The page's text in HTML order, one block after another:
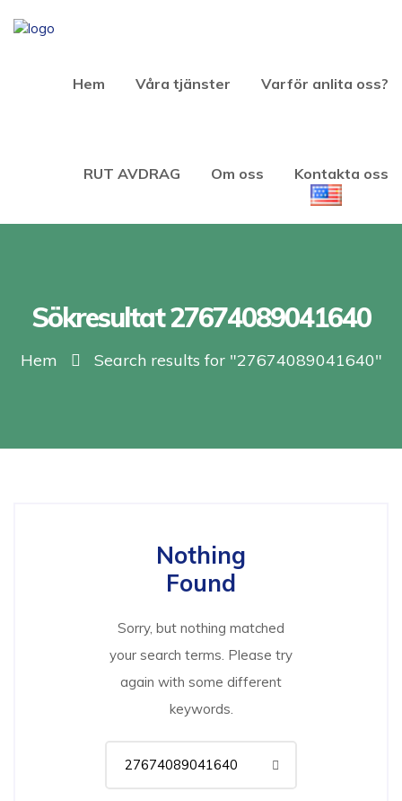
Hem Våra tjänster Varför anlita oss?
RUT AVDRAG Om oss Kontakta oss
Sökresultat 27674089041640
Hem Search results for "27674089041640"
Nothing
Found
Sorry, but nothing matched
your search terms. Please try
again with some different
keywords.